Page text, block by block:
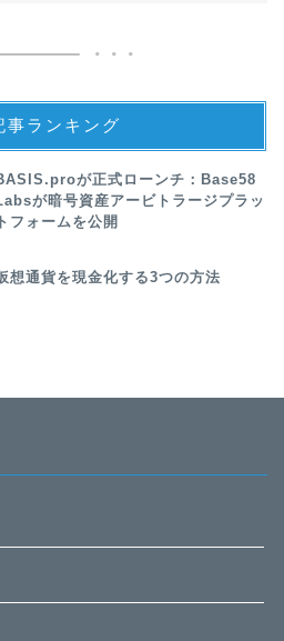
事ランキング
が正式ローンチ：Base58
が暗号資産アービトラージプラッ
トフォームを公開
想通貨を現金化する3つの方法